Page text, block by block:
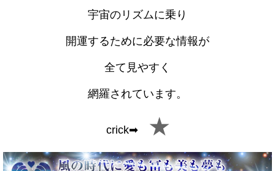
宇宙のリズムに乗り
開運するために必要な情報が
全て見やすく
網羅されています。
crick➡ ★